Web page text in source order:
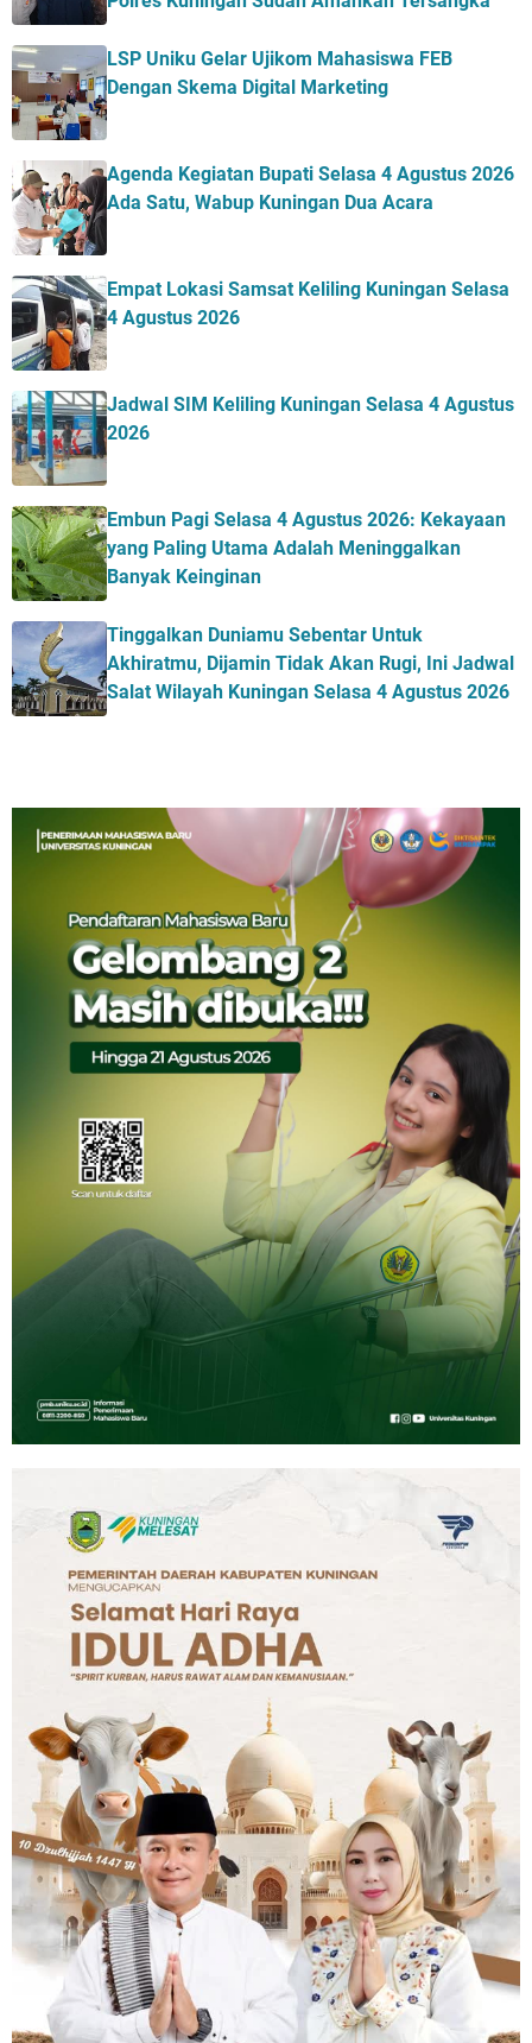
LSP Uniku Gelar Ujikom Mahasiswa FEB
Dengan Skema Digital Marketing
Agenda Kegiatan Bupati Selasa 4 Agustus 2026
Ada Satu, Wabup Kuningan Dua Acara
Empat Lokasi Samsat Keliling Kuningan Selasa
4 Agustus 2026
Jadwal SIM Keliling Kuningan Selasa 4 Agustus
2026
Embun Pagi Selasa 4 Agustus 2026: Kekayaan
yang Paling Utama Adalah Meninggalkan
Banyak Keinginan
Tinggalkan Duniamu Sebentar Untuk
Akhiratmu, Dijamin Tidak Akan Rugi, Ini Jadwal
Salat Wilayah Kuningan Selasa 4 Agustus 2026